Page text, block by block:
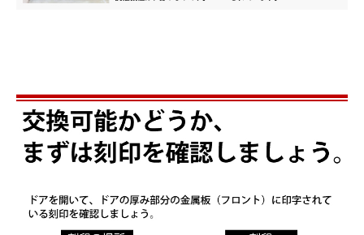
INFORMATION
meeting_room ログイン person 会員登録